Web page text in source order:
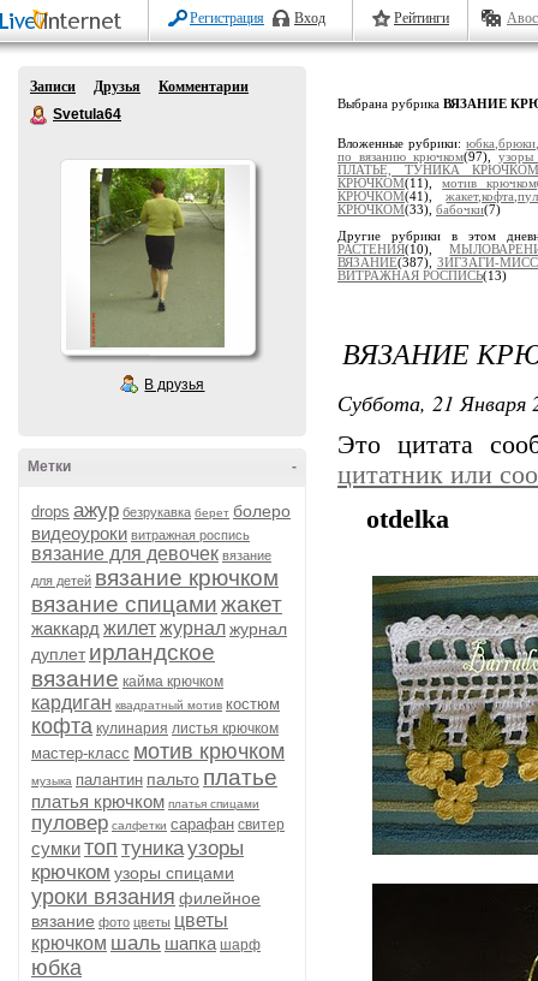
Регистрация Вход Рейтинги
Записи Друзья
Комментарии
Svetula64
В друзья
-
Метки
drops ажур безрукавка берет болеро
видеоуроки витражная роспись
вязание для девочек вязание
для детей вязание крючком
вязание спицамижакет
жаккард жилетжурналжурнал
дуплет ирландское
вязание кайма крючком
кардиган квадратный мотив костюм
кофта кулинария листья крючком
мастер-класс мотив крючком
музыка палантин пальто платье
платья крючком платья спицами
пуловер салфетки сарафан свитер
сумкитоп туникаузоры
крючком узоры спицами
уроки вязания филейное
вязание фото цветы цветы
крючком шаль шапка шарф
юбка
Выбрана рубрика ВЯЗАНИЕ
Вложенные рубрики:
по вязанию крючком(97), узоры
ПЛАТЬЕ, ТУНИКА
КРЮЧКОМ(11),мотив крючком
КРЮЧКОМ(41),
КРЮЧКОМ(33), бабочки(7)
Другие рубрики в этом
РАСТЕНИЯ(10),
ВЯЗАНИЕ(387), ЗИГЗАГИ-
ВИТРАЖНАЯ РОСПИСЬ(13)
ВЯЗАНИЕ
Суббота, 21 Января
Это цитата
цитатник или
otdelka